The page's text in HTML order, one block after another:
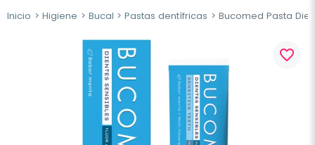
Inicio Higiene Bucal Pastas dentífricas Bucomed Pasta
favorite_border